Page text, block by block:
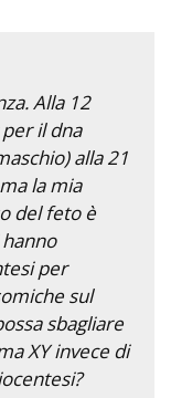
Alla 12
il dna
alla 21
la mia
del feto è
per
sul
sbagliare
XY invece di